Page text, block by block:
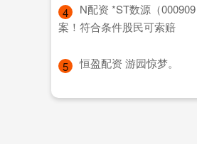
4
​N配资 *ST数源（
案！符合条件股民可索赔
5 ​恒盈配资 游园惊梦。